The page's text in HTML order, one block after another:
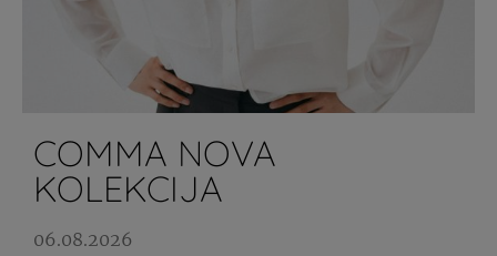
COMMA NOVA
KOLEKCIJA
06.08.2026